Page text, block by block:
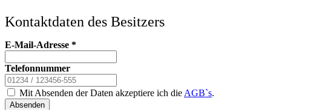
Kontaktdaten des Besitzers
E-Mail-Adresse *
Telefonnummer
Mit Absenden der Daten akzeptiere ich die AGB`s.
Absenden